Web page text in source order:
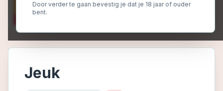
Door verder te gaan bevestig je dat je 18 jaar of ouder
bent.
Jeuk